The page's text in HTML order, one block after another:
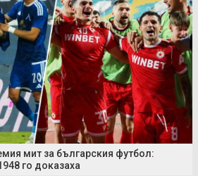
мит за българския футбол:
го доказаха